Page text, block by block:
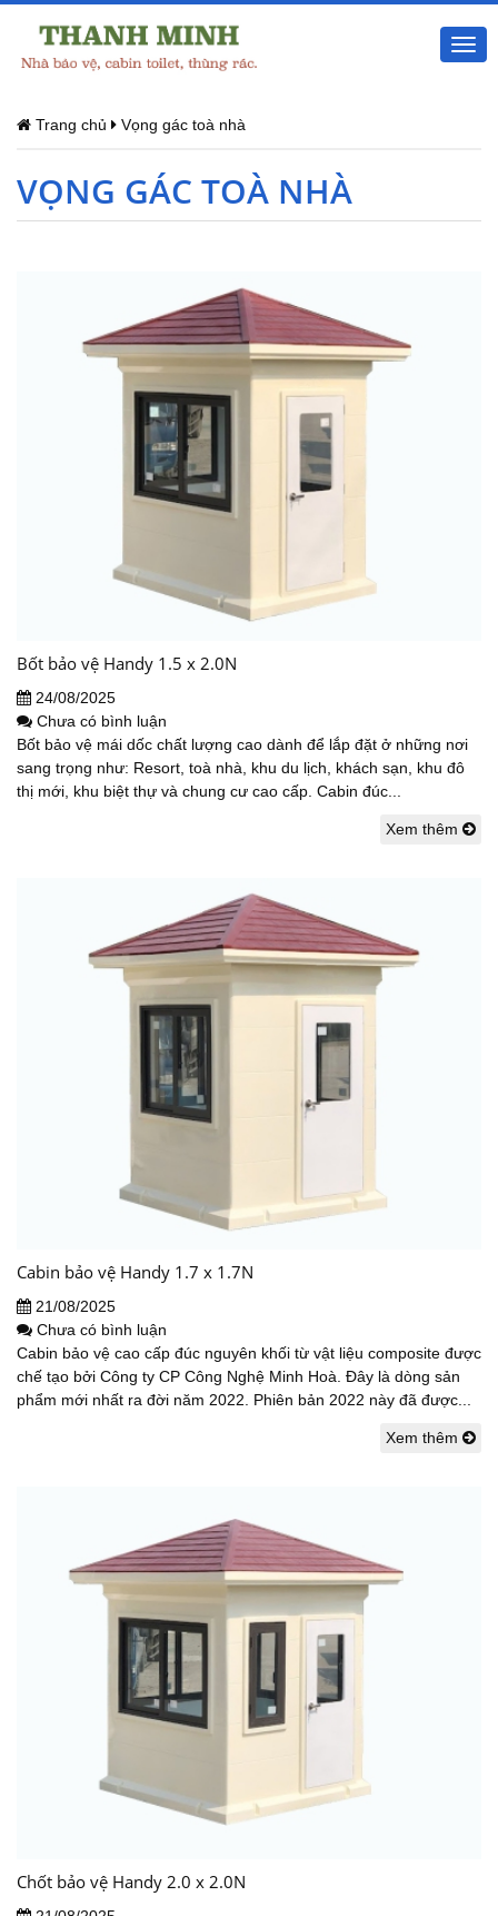
Trang chủ Vọng gác toà nhà
VỌNG GÁC TOÀ NHÀ
Bốt bảo vệ Handy 1.5 x 2.0N
24/08/2025
Chưa có bình luận
Bốt bảo vệ mái dốc chất lượng cao dành để lắp đặt ở những nơi
sang trọng như: Resort, toà nhà, khu du lịch, khách sạn, khu đô
thị mới, khu biệt thự và chung cư cao cấp. Cabin đúc...
Xem thêm
Cabin bảo vệ Handy 1.7 x 1.7N
21/08/2025
Chưa có bình luận
Cabin bảo vệ cao cấp đúc nguyên khối từ vật liệu composite được
chế tạo bởi Công ty CP Công Nghệ Minh Hoà. Đây là dòng sản
phẩm mới nhất ra đời năm 2022. Phiên bản 2022 này đã được...
Xem thêm
Chốt bảo vệ Handy 2.0 x 2.0N